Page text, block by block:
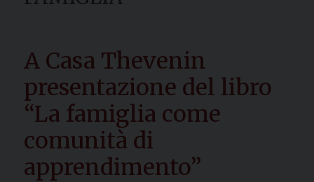
A Casa Thevenin
presentazione del libro
“La famiglia come
comunità di
apprendimento”